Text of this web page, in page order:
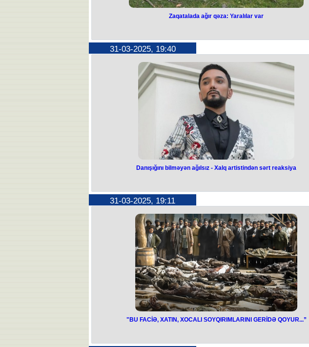
Zaqatalanın Muxax kəndi ərazisində iki avtomobilin iştirakı ilə ağır yol-
nəqliyyat hadisəsi baş verib.
markalı minik avtomobili ilə rayonun Göyəm kənd sakini 21 yaşlı Əhməd
Matiyevin idarə etdiyi digər “Mersedes” markalı minik avtomobili
toqquşub. Nəticədə Rəhim Laçınovun idarə etdiyi “Mersedes”
idarəetmədən çıxaraq yolun kənarındakı ağaca çırpılıb.
Zərbənin təsirindən avtomobilin sürücüsü Rəhim Laçınov, eləcə də
avtomobildə olan sərnişinlər - Muxax kənd sakinləri 27 yaşlı Fuad
Süleymanov, 36 yaşlı Asif Əhmədov və 63 yaşlı Nizaməddin Əminov
müxtəlif dərəcəli bədən xəsarətləri alıblar.
Hadisə yerinə cəlb edilən təcili tibbi yardım briqadasının köməyi ilə
yaralılar Zaqatala Rayon Mərkəzi Xəstəxanasına çatdırılıb. İlkin tibbi
yardım göstərildikdən sonra onlar xəstəxananın cərrahiyyə korpusuna
yerləşdirilib. Hər dörd nəfərin müalicəsi davam etdirilir. Vəziyyətləri orta-
ağır qiymətləndirilir.
Yol-nəqliyyat hadisəsi ilə əlaqədar rayon polis şöbəsində araşdırmaya
başlanılıb.
Zaqatalada ağır qəza: Yaralılar var
31-03-2025, 19:40
artistindən sərt reaksiya
atasız qız almaram" sözlərinə sərt reaksiya verib.
Müğənni aparıcını "danışığını bilməyən ağılsız" hesab edib.
"O boyda ədəbsiz həngamə qoparmaqdansa, de ki, "oğluma kişini
saymayan, gələcək ərinə heç bir önəm verməyən qızla evlənməyi izn
vermərəm". Yenə başadüşülən olar. Eynən "qızımı qadına hörmət
etməyən oğlana vermərəm" fikri kimi.
Əvəzində mağara düşüncəsi qoyur ortalığa.
Danışığını bilməyən uşağı öyüd-nəsihət verməklə düzəltmək olar, amma
beləsinin ağıl kitabı nəinki bağlanıb, görünür, heç açılmayıb...
Çox acınacaqlı haldır", - deyə Xalq artisti bildirib
Danışığını bilməyən ağılsız - Xalq artistindən sərt reaksiya
31-03-2025, 19:11
"BU FACİƏ, XATIN, XOCALI
"BU FACİƏ, XATIN, XOCALI SOYQIRIMLARINI GERİDƏ QOYUR...”